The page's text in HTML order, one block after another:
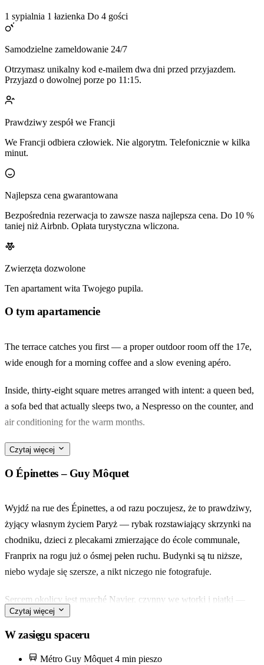
1 sypialnia 1 łazienka Do 4 gości
Samodzielne zameldowanie 24/7
Otrzymasz unikalny kod e-mailem dwa dni przed przyjazdem.
Przyjazd o dowolnej porze po 11:15.
Prawdziwy zespół we Francji
We Francji odbiera człowiek. Nie algorytm. Telefonicznie w kilka
minut.
Najlepsza cena gwarantowana
Bezpośrednia rezerwacja to zawsze nasza najlepsza cena. Do 10 %
taniej niż Airbnb. Opłata turystyczna wliczona.
Zwierzęta dozwolone
Ten apartament wita Twojego pupila.
O tym apartamencie
The terrace catches you first — a proper outdoor room off the 17e,
wide enough for a morning coffee and a slow evening apéro.
Inside, thirty-eight square metres arranged with intent: a queen bed,
a sofa bed that actually sleeps two, a Nespresso on the counter, and
air conditioning for the warm months.
Épinettes–Guy Môquet is the Paris locals keep to themselves. Rue
Davy for the wine bars, the marché biologique des Batignolles on
Saturday mornings, and the 13 métro straight down to Saint-Lazare.
It suits a couple with a small one in tow — the travel cot is already
here — or four friends who want more room than a hotel gives. The
terrace is the part they'll talk about after.
Czytaj więcej
O Épinettes – Guy Môquet
Wyjdź na rue des Épinettes, a od razu poczujesz, że to prawdziwy,
żyjący własnym życiem Paryż — rybak rozstawiający skrzynki na
chodniku, dzieci z plecakami zmierzające do école communale,
Franprix na rogu już o ósmej pełen ruchu. Budynki są tu niższe,
niebo wydaje się szersze, a nikt niczego nie fotografuje.
Sercem okolicy jest marché Navier, czynny we wtorki i piątki —
trzy krótkie rzędy stoisk z lokalnymi producentami, portugalskie
stoisko z pastéis de nata wciąż ciepłymi z pieca oraz ostrygarz z
Czytaj więcej
W zasięgu spaceru
Métro Guy Môquet 4 min pieszo